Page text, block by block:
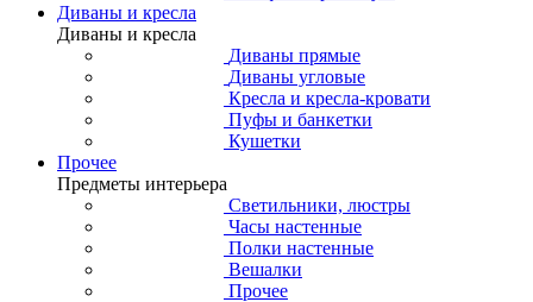
Диваны и кресла
Диваны и кресла
Диваны прямые
Диваны угловые
Кресла и кресла-кровати
Пуфы и банкетки
Кушетки
Прочее
Предметы интерьера
Светильники, люстры
Часы настенные
Полки настенные
Вешалки
Прочее